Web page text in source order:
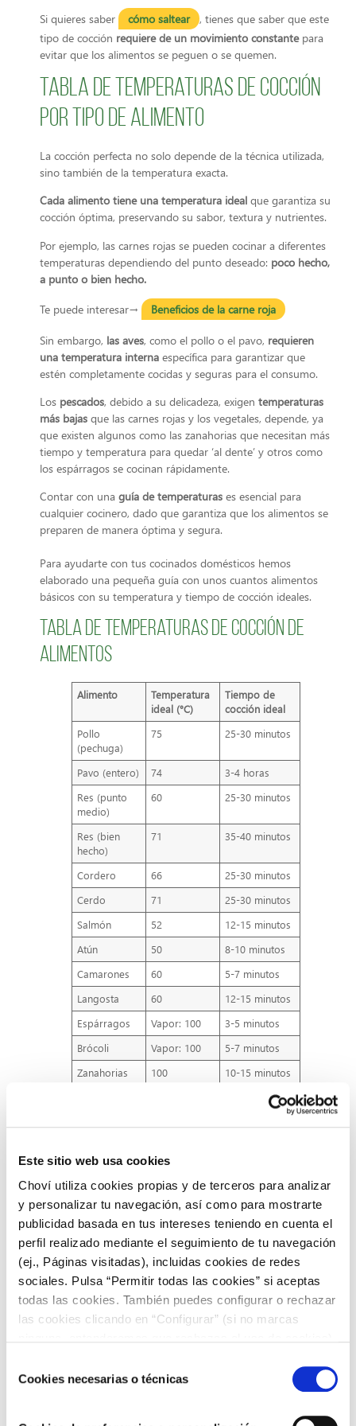
Este sitio web usa cookies
Choví utiliza cookies propias y de terceros para analizar
y personalizar tu navegación, así como para mostrarte
publicidad basada en tus intereses teniendo en cuenta el
perfil realizado mediante el seguimiento de tu navegación
(ej., Páginas visitadas), incluidas cookies de redes
sociales. Pulsa “Permitir todas las cookies” si aceptas
todas las cookies. También puedes configurar o rechazar
las cookies clicando en “Configurar” (si no marcas
COOKIES.
deCookies necesarias o técnicas
Si quieres saber cómo saltear
, tienes que saber que este
tipo de cocción requiere de un movimiento constantepara
evitar que los alimentos se peguen o se quemen.
Tabla de temperaturas de cocción
por tipo de alimento
La cocción perfecta no solo depende de la técnica utilizada,
sino también de la temperatura exacta.
Cada alimento tiene una temperatura ideal que garantiza su
cocción óptima, preservando su sabor, textura y nutrientes.
Por ejemplo, las carnes rojas se pueden cocinar a diferentes
temperaturas dependiendo del punto deseado: poco hecho,
a punto o bien hecho.
Te puede interesar→ Beneficios de la carne roja
Sin embargo, las aves, como el pollo o el pavo, requieren
una temperatura interna específica para garantizar que
estén completamente cocidas y seguras para el consumo.
Los pescados, debido a su delicadeza, exigen temperaturas
más bajas que las carnes rojas y los vegetales, depende, ya
que existen algunos como las zanahorias que necesitan más
tiempo y temperatura para quedar ‘al dente’ y otros como
los espárragos se cocinan rápidamente.
Contar con una guía de temperaturas es esencial para
cualquier cocinero, dado que garantiza que los alimentos se
preparen de manera óptima y segura.
Para ayudarte con tus cocinados domésticos hemos
elaborado una pequeña guía con unos cuantos alimentos
básicos con su temperatura y tiempo de cocción ideales.
Tabla de temperaturas de cocción de
alimentos
Alimento
Temperatura
ideal (°C)
Tiempo de
cocción ideal
Pollo
(pechuga)
75 25-30 minutos
Pavo (entero) 74
3-4 horas
Res (punto
medio)
60 25-30 minutos
Res (bien
hecho)
71 35-40 minutos
Cordero 66
25-30 minutos
Cerdo
71
25-30 minutos
Salmón
52
12-15 minutos
Atún
50
8-10 minutos
Camarones
60
5-7 minutos
Langosta
60
12-15 minutos
Espárragos
Vapor: 100
3-5 minutos
Brócoli
Vapor: 100
5-7 minutos
Zanahorias
100
10-15 minutos
20-25 minutos
Pasta (al
100 8-12 minutos
Lentejas 100
25-30 minutos
Garbanzos
100
1-1.5 horas
Maíz en la
mazorca
100 7-10 minutos
Huevos
100 9-12 minutos